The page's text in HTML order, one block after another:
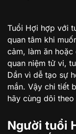
Tuổi Hợi hợp với
quan tâm khi
cảm, làm ăn
quan niệm tử vi,
Dần vì dễ tạo sự
mắn. Vậy chi tiết
hãy cùng dõi
Người tuổi